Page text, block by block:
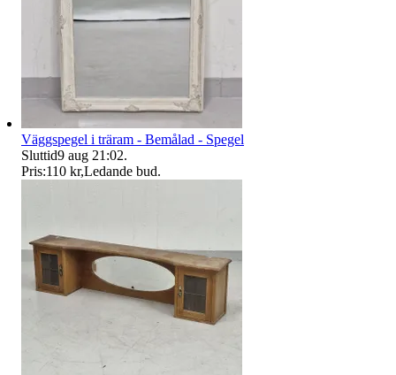
Väggspegel i träram - Bemålad - Spegel
Sluttid9 aug 21:02.
Pris:110 kr,Ledande bud.